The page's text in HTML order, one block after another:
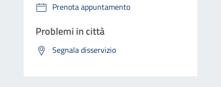
Prenota appuntamento
Problemi in città
Segnala disservizio